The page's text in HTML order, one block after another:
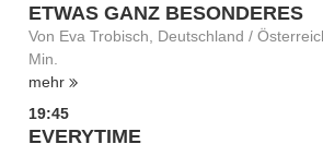
ETWAS GANZ BESONDERES
Von Eva Trobisch, Deutschland /
Min.
mehr
19:45
EVERYTIME